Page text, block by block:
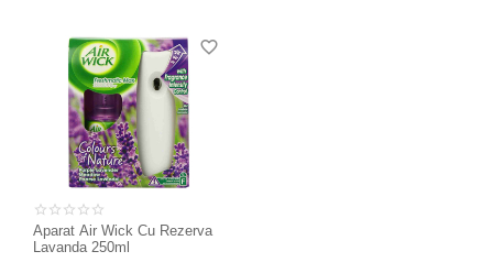
Aparat Air Wick Cu Rezerva
Lavanda 250ml